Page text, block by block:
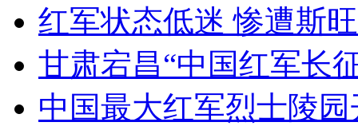
消防员救轻生者 花炮节热闹非凡 减压"枕头大战"
红军状态低迷 惨遭斯
甘肃宕昌“中国红军长
中国最大红军烈士陵